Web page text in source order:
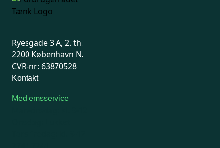
Ryesgade 3 A, 2. th.
2200 København N.
CVR-nr: 63870528
Kontakt
Medlemsservice